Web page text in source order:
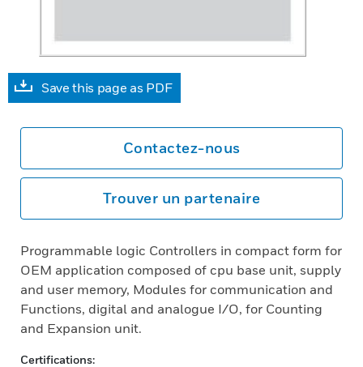
Save this page as PDF
Contactez-nous
Trouver un partenaire
Programmable logic Controllers in compact form for
OEM application composed of cpu base unit, supply
and user memory, Modules for communication and
Functions, digital and analogue I/O, for Counting
and Expansion unit.
Certifications: